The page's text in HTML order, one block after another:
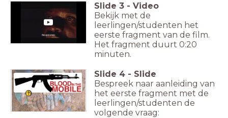
Slide 3 - Video
Bekijk met de
leerlingen/studenten het
eerste fragment van de film.
Het fragment duurt 0:20
minuten.
Slide 4 - Slide
Bespreek naar aanleiding van
het eerste fragment met de
leerlingen/studenten de
volgende vraag: